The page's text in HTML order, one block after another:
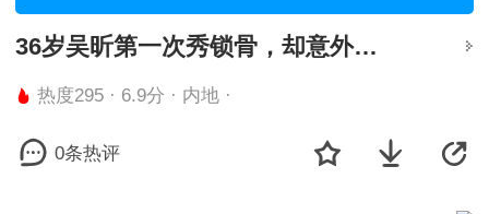
36岁吴昕第一次秀锁骨，却意外上了热搜，网友直呼爱了
热度295 · 6.9分 · 内地 ·
0条热评